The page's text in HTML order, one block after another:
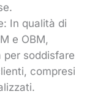
In qualità di
e OBM,
per soddisfare
compresi